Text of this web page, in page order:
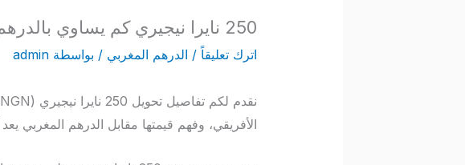
250 نايرا نيجيري كم يساوي بالدرهم المغربي؟ – دليل الصرف المباشر اليوم
اترك تعليقاً / الدرهم المغربي / بواسطة admin
الأفريقي، وفهم قيمتها مقابل الدرهم المغربي